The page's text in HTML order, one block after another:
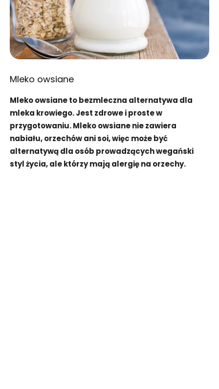
Mleko owsiane
Mleko owsiane to bezmleczna alternatywa dla
mleka krowiego. Jest zdrowe i proste w
przygotowaniu. Mleko owsiane nie zawiera
nabiału, orzechów ani soi, więc może być
alternatywą dla osób prowadzących wegański
styl życia, ale którzy mają alergię na orzechy.